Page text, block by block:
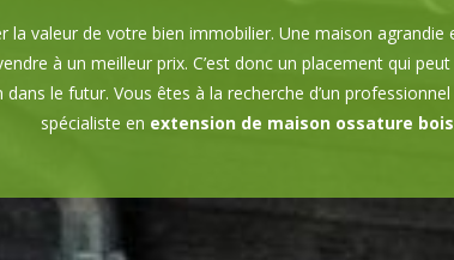
la valeur de votre bien immobilier. Une maison
à un meilleur prix. C’est donc un placement qui
le futur. Vous êtes à la recherche d’un
spécialiste en extension de maison ossature